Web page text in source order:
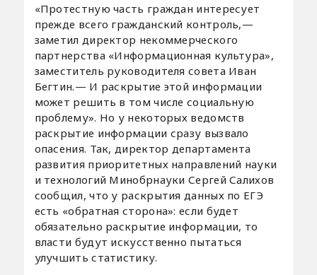
«Протестную часть граждан интересует
прежде всего гражданский контроль,—
заметил директор некоммерческого
партнерства «Информационная культура»,
заместитель руководителя совета Иван
Бегтин.— И раскрытие этой информации
может решить в том числе социальную
проблему». Но у некоторых ведомств
раскрытие информации сразу вызвало
опасения. Так, директор департамента
развития приоритетных направлений науки
и технологий Минобрнауки Сергей Салихов
сообщил, что у раскрытия данных по ЕГЭ
есть «обратная сторона»: если будет
обязательно раскрытие информации, то
власти будут искусственно пытаться
улучшить статистику.